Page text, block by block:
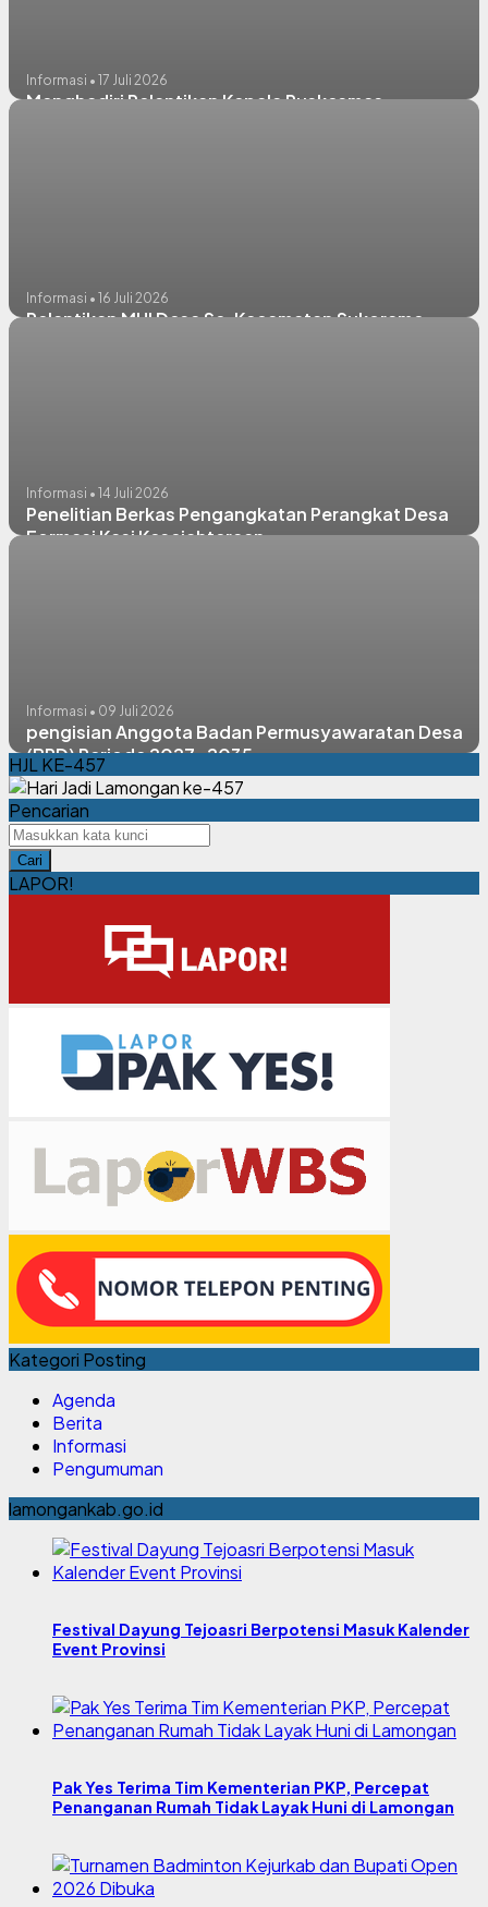
Informasi • 17 Juli 2026
Menghadiri Pelantikan Kepala Puskesmas
Informasi • 16 Juli 2026
Pelantikan MUI Desa Se-Kecamatan Sukorame
Informasi • 14 Juli 2026
Penelitian Berkas Pengangkatan Perangkat Desa
Formasi Kasi Kesejahteraan
Informasi • 09 Juli 2026
pengisian Anggota Badan Permusyawaratan Desa
(BPD) Periode 2027-2035
HJL KE-457
Pencarian
Cari
LAPOR!
Kategori Posting
Agenda
Berita
Informasi
Pengumuman
lamongankab.go.id
Festival Dayung Tejoasri Berpotensi Masuk Kalender
Event Provinsi
Pak Yes Terima Tim Kementerian PKP, Percepat
Penanganan Rumah Tidak Layak Huni di Lamongan